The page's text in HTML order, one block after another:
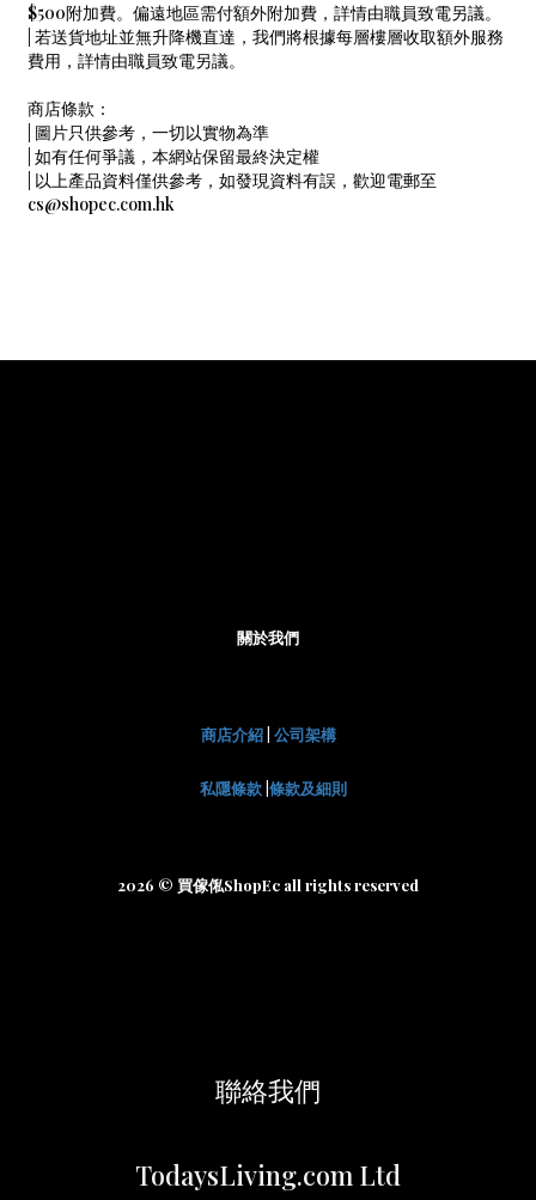
$500附加費。偏遠地區需付額外附加費，詳情由職員致電另議。
| 若送貨地址並無升降機直達，我們將根據每層樓層收取額外服務
費用，詳情由職員致電另議。
商店條款：
| 圖片只供參考，一切以實物為準
| 如有任何爭議，本網站保留最終決定權
| 以上產品資料僅供參考，如發現資料有誤，歡迎電郵至
cs@shopec.com.hk
關於我們
商店介紹| 公司架構
私隱條款 條款及細則
2026 © 買傢俬ShopEc all rights reserved
聯絡我們
TodaysLiving.com Ltd